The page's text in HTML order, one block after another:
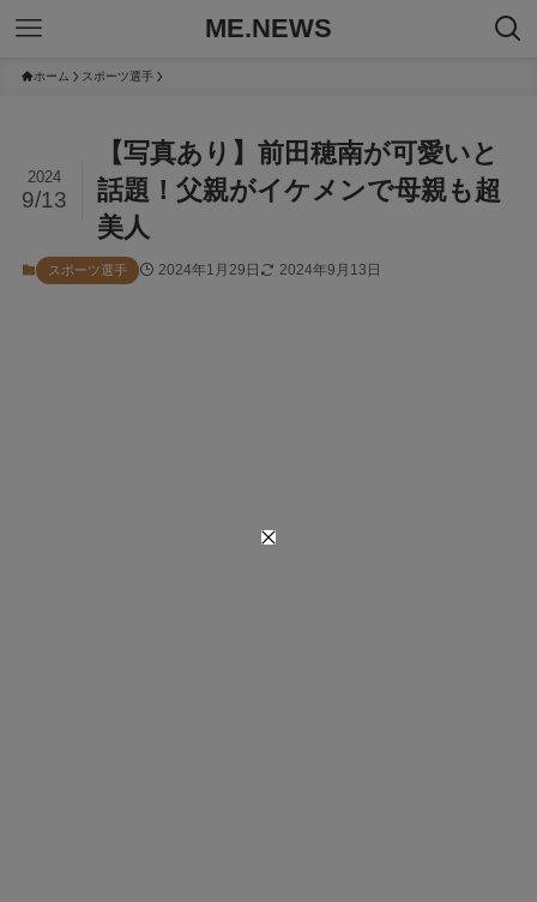
ME.NEWS
ホーム スポーツ選手
【写真あり】前田穂南が可愛いと
話題！父親がイケメンで母親も超
美人
2024
9/13
スポーツ選手 2024年1月29日 2024年9月13日